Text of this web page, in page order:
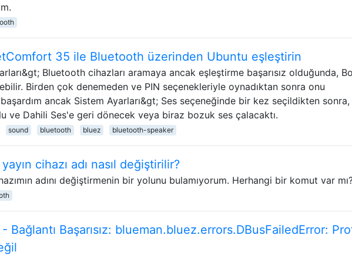
35 ile Bluetooth üzerinden Ubuntu eşleştirin
Bluetooth cihazları aramaya ancak eşleştirme başarısız olduğunda,
Birden çok denemeden ve PIN seçenekleriyle oynadıktan sonra onu
ancak Sistem Ayarları&gt; Ses seçeneğinde bir kez seçildikten sonra,
ve Dahili Ses'e geri dönecek veya biraz bozuk ses çalacaktı.
sound bluetooth bluez bluetooth-speaker
cihazı adı nasıl değiştirilir?
adını değiştirmenin bir yolunu bulamıyorum. Herhangi bir komut var
Bağlantı Başarısız: blueman.bluez.errors.DBusFailedError: